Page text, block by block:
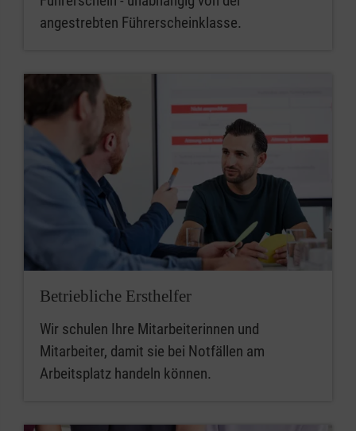
angestrebten Führerscheinklasse.
Betriebliche Ersthelfer
Wir schulen Ihre Mitarbeiterinnen und
Mitarbeiter, damit sie bei Notfällen am
Arbeitsplatz handeln können.